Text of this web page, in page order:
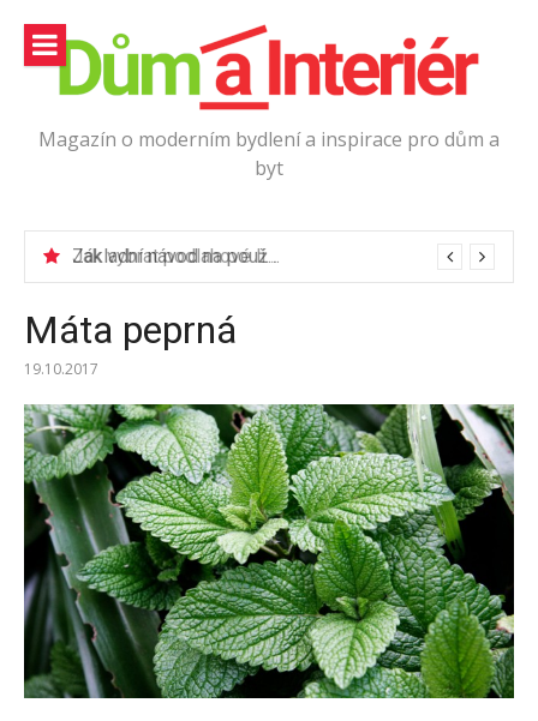
obsah
Magazín o moderním bydlení a inspirace pro dům a
byt
Jak vybrat podlahové lišty?
Máta peprná
19.10.2017